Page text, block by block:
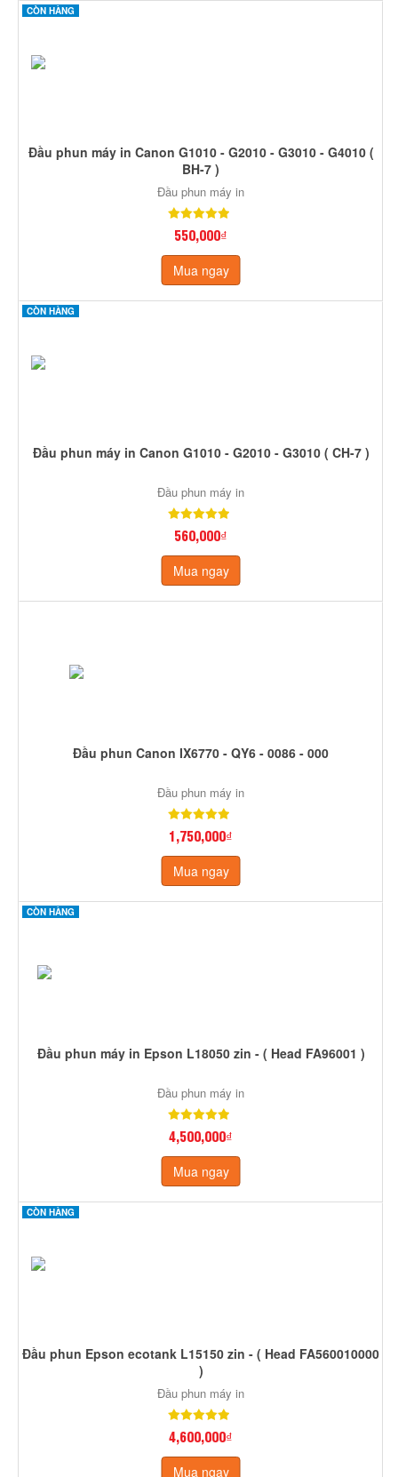
CÒN HÀNG
Đầu phun máy in Canon G1010 - G2010 - G3010 - G4010 (
BH-7 )
Đầu phun máy in
550,000₫
Mua ngay
CÒN HÀNG
Đầu phun máy in Canon G1010 - G2010 - G3010 ( CH-7 )
Đầu phun máy in
560,000₫
Mua ngay
Đầu phun Canon IX6770 - QY6 - 0086 - 000
Đầu phun máy in
1,750,000₫
Mua ngay
CÒN HÀNG
Đầu phun máy in Epson L18050 zin - ( Head FA96001 )
Đầu phun máy in
4,500,000₫
Mua ngay
CÒN HÀNG
Đầu phun Epson ecotank L15150 zin - ( Head FA560010000
)
Đầu phun máy in
4,600,000₫
Mua ngay